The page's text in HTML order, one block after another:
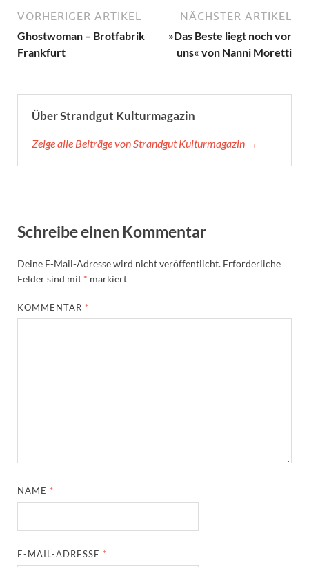
VORHERIGER ARTIKEL
Ghostwoman – Brotfabrik
Frankfurt
NÄCHSTER ARTIKEL
»Das Beste liegt noch vor
uns« von Nanni Moretti
Über Strandgut Kulturmagazin
Zeige alle Beiträge von Strandgut Kulturmagazin →
Schreibe einen Kommentar
Deine E-Mail-Adresse wird nicht veröffentlicht. Erforderliche
Felder sind mit * markiert
KOMMENTAR *
NAME *
E-MAIL-ADRESSE *